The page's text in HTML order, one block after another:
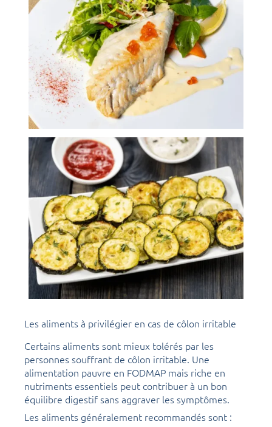
Les aliments à privilégier en cas de côlon irritable
Certains aliments sont mieux tolérés par les
personnes souffrant de côlon irritable. Une
alimentation pauvre en FODMAP mais riche en
nutriments essentiels peut contribuer à un bon
équilibre digestif sans aggraver les symptômes.
Les aliments généralement recommandés sont :